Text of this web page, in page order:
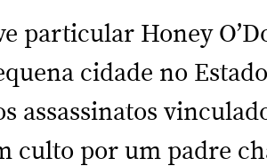
particular Honey
cidade no
assassinatos
culto por um padre